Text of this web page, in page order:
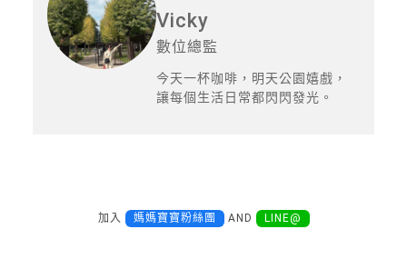
Vicky
數位總監
今天一杯咖啡，明天公園嬉戲，
讓每個生活日常都閃閃發光。
加入 媽媽寶寶粉絲團 AND LINE@